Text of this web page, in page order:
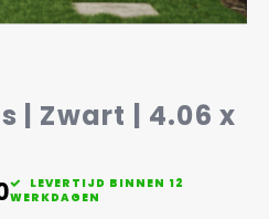
| Zwart | 4.06 x
LEVERTIJD BINNEN 12
WERKDAGEN